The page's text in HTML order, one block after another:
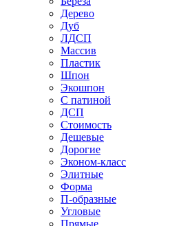
Дерево
Дуб
ЛДСП
Массив
Пластик
Шпон
Экошпон
С патиной
ДСП
Стоимость
Дешевые
Дорогие
Эконом-класс
Элитные
Форма
П-образные
Угловые
Прямые